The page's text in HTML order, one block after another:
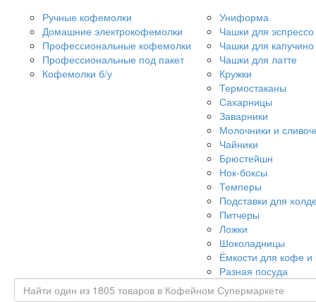
Ручные кофемолки
Домашние электрокофемолки
Профессиональные кофемолки
Профессиональные под пакет
Кофемолки б/у
Униформа
Чашки для эспрессо
Чашки для капучино
Чашки для латте
Кружки
Термостаканы
Сахарницы
Заварники
Молочники и
Чайники
Брюстейшн
Нок-боксы
Темперы
Подставки для
Питчеры
Ложки
Шоколадницы
Ёмкости для кофе и
Разная посуда